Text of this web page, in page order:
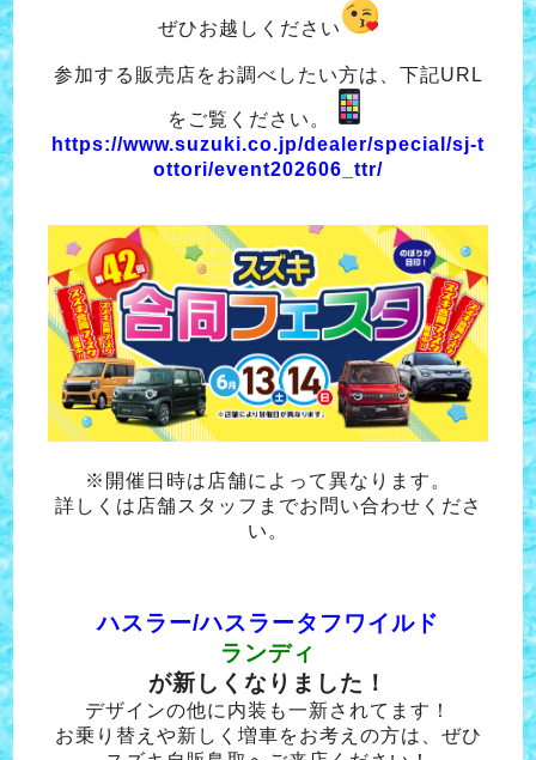
ぜひお越しください
参加する販売店をお調べしたい方は、 下記URL
をご覧ください。
https://www.suzuki.co.jp/dealer/special/sj-t
ottori/event202606_ttr/
※開催日時は店舗によって異なります。
詳しくは店舗スタッフまでお問い合わせくださ
い。
ハスラー/ハスラータフワイルド
ランディ
が新しくなりました！
デザインの他に内装も一新されてます！
お乗り替えや新しく増車をお考えの方は、 ぜひ